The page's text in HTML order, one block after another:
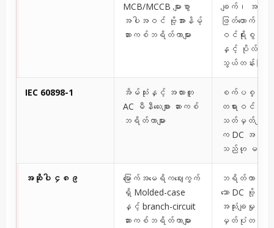
MCB/MCCB များစွာ
အပါအဝင် ဗို့အားနိမ့်
ဆားကစ်ဘရိတ်ကာများ
ချက်၊ အသုံး
ဖြတ်တောက်နို
ဝင်ရိုးစွန်း
နှင့် ပိုလ်ဝိုင်
သွယ်တန်းခြင်း
IEC 60898-1
အိမ်သုံးနှင့် အလားတူ
AC မီနီယေးချား ဆားကစ်
ဘရိတ်ကာများ
စက်ပစ္စည်
တရားဝင် DC
သတ်မှတ်ချက်
က DC အတွက်
သည်ဟု မယူဆ
အဆိုပါ ၄၈၉
မြောက်အမေရိကဈေးကွက်
ရှိ Molded-case
နှင့် branch-circuit
ဆားကစ်ဘရိတ်ကာများ
ဘရိတ်ကာသ
သော DC ဗို့အား
အသုံးချမှုအ
မှတ်ပုံတင်ထား